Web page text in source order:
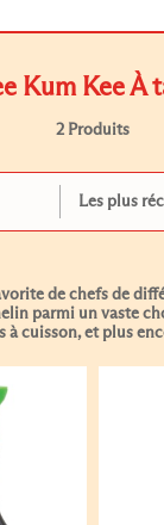
Kum Kee À
2 Produits
Les plus
de chefs de
parmi un vaste
à cuisson, et plus